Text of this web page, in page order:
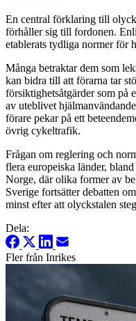
En central förklaring till
förhåller sig till fordonen.
etablerats tydliga normer för
Många betraktar dem som
kan bidra till att förarna tar
försiktighetsåtgärder som
av uteblivet
förare pekar på ett
övrig cykeltrafik.
Frågan om reglering och
flera europeiska länder,
Norge, där olika former av
Sverige fortsätter debatten
minst efter att olyckstalen
Dela:
Fler från Inrikes